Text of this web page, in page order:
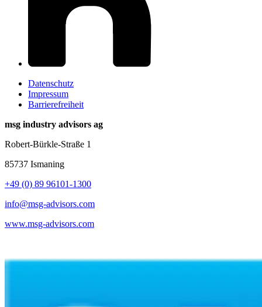
Datenschutz
Impressum
Barrierefreiheit
msg industry advisors ag
Robert-Bürkle-Straße 1
85737 Ismaning
+49 (0) 89 96101-1300
info@msg-advisors.com
www.msg-advisors.com